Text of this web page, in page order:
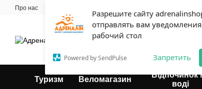
Разрешите сайту
отправлять вам
рабочий стол
Powered by SendPulse Запретить
Перейти до основного контенту
Про нас
Угода користувача
Експерт твого
Туризм Веломагазин
Відпочинок
воді